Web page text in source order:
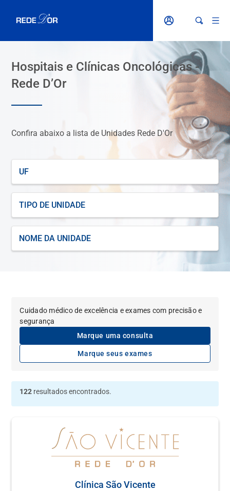
Hospitais e Clínicas Oncológicas -
Rede D’Or
Confira abaixo a lista de Unidades Rede D'Or
UF
TIPO
DE
UNIDADE
NOME
DA
Cuidado médico de excelência e exames com precisão e
segurança
Marque uma consulta
Marque seus exames
122 resultados encontrados.
Clínica São Vicente